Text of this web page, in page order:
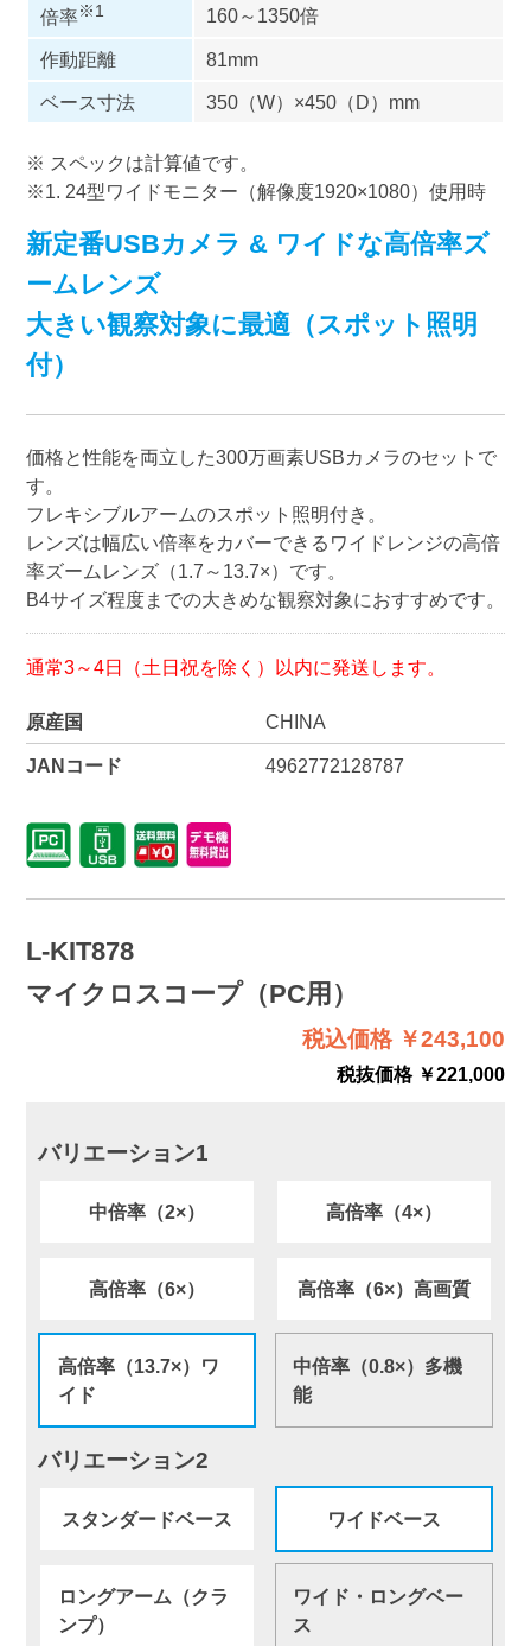
倍率※1 160～1350倍
作動距離
81mm
ベース寸法
350（W）×450（D）mm
※ スペックは計算値です。
※1. 24型ワイドモニター（解像度1920×1080）使用時
新定番USBカメラ & ワイドな高倍率ズ
ームレンズ
大きい観察対象に最適（スポット照明
付）
価格と性能を両立した300万画素USBカメラのセットで
す。
フレキシブルアームのスポット照明付き。
レンズは幅広い倍率をカバーできるワイドレンジの高倍
率ズームレンズ（1.7～13.7×）です。
B4サイズ程度までの大きめな観察対象におすすめです。
通常3～4日（土日祝を除く）以内に発送します。
原産国 CHINA
JANコード 4962772128787
L-KIT878
マイクロスコープ（PC用）
税込価格 ￥243,100
税抜価格 ￥221,000
バリエーション1
中倍率（2×） 高倍率（4×）
高倍率（6×） 高倍率（6×）高画質
高倍率（13.7×）ワ
イド
中倍率（0.8×）多機
能
バリエーション2
スタンダードベース ワイドベース
ロングアーム（クラ
ンプ）
ワイド・ロングベー
ス